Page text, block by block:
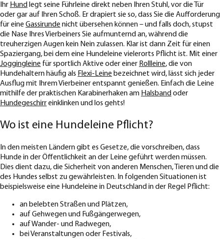
Ihr Hundlegt seine Führleine direkt neben Ihren Stuhl, vor die Tür
oder gar auf Ihren Schoß. Er drapiert sie so, dass Sie die Aufforderung
für eine Gassirunde nicht übersehen können – und falls doch, stupst
die Nase Ihres Vierbeiners Sie aufmunternd an, während die
treuherzigen Augen kein Nein zulassen. Klar ist dann Zeit für einen
Spaziergang, bei dem eine Hundeleine vielerorts Pflicht ist. Mit einer
Joggingleine für sportlich Aktive oder einer Rollleine, die von
Hundehaltern häufig als Flexi-Leine bezeichnet wird, lässt sich jeder
Ausflug mit Ihrem Vierbeiner entspannt genießen. Einfach die Leine
mithilfe der praktischen Karabinerhaken am Halsbandoder
Hundegeschirreinklinken und los gehts!
Wo ist eine Hundeleine Pflicht?
In den meisten Ländern gibt es Gesetze, die vorschreiben, dass
Hunde in der Öffentlichkeit an der Leine geführt werden müssen.
Dies dient dazu, die Sicherheit von anderen Menschen, Tieren und die
des Hundes selbst zu gewährleisten. In folgenden Situationen ist
beispielsweise eine Hundeleine in Deutschland in der Regel Pflicht:
an belebten Straßen und Plätzen,
auf Gehwegen und Fußgängerwegen,
auf Wander- und Radwegen,
bei Veranstaltungen oder Festivals,